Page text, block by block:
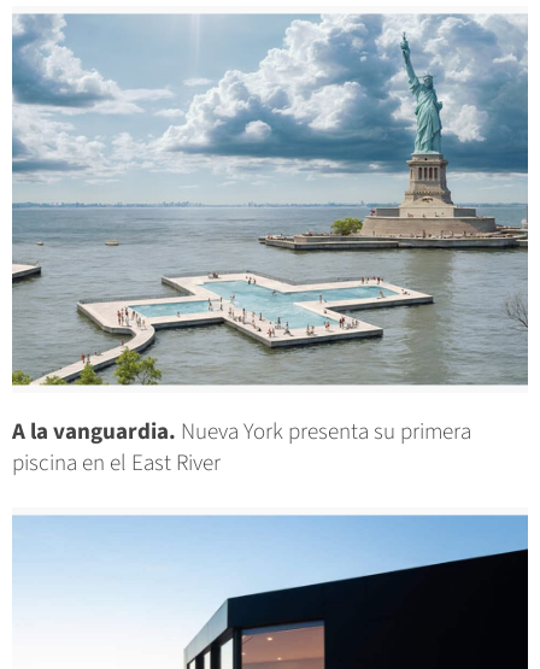
A la vanguardia. Nueva York presenta su primera
piscina en el East River